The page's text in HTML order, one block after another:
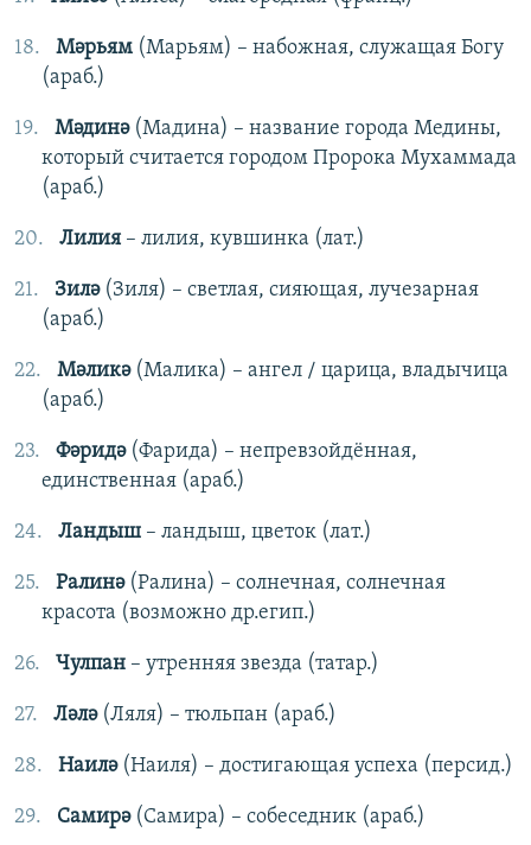
Мәрьям (Марьям) – набожная, служащая Богу
(араб.)
Мәдинә (Мадина) – название города Медины,
который считается городом Пророка Мухаммада
(араб.)
Лилия – лилия, кувшинка (лат.)
Зилә (Зиля) – светлая, сияющая, лучезарная
(араб.)
Мәликә (Малика) – ангел / царица, владычица
(араб.)
Фәридә (Фарида) – непревзойдённая,
единственная (араб.)
Ландыш – ландыш, цветок (лат.)
Ралинә (Ралина) – солнечная, солнечная
красота (возможно др.егип.)
Чулпан – утренняя звезда (татар.)
Ләлә (Ляля) – тюльпан (араб.)
Наилә (Наиля) – достигающая успеха (персид.)
Самирә (Самира) – собеседник (араб.)